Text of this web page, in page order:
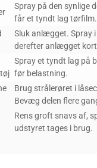
Spray på den synlige
får et tyndt lag tørfilm.
Sluk anlægget. Spray
derefter anlægget
Spray et tyndt lag på
før belastning.
Brug strålerøret i
Bevæg delen flere
Rens groft snavs af,
udstyret tages i brug.